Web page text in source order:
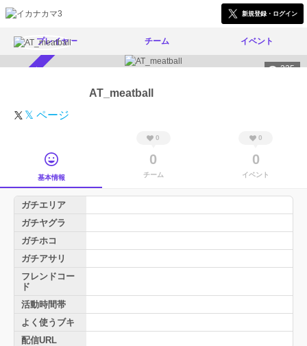
新規登録・ログイン
プレイヤー チーム イベント
235
AT_meatball
𝕏 ページ
基本情報
0
0
チーム
0
0
イベント
ガチエリア
ガチヤグラ
ガチホコ
ガチアサリ
フレンドコー
ド
活動時間帯
よく使うブキ
配信URL